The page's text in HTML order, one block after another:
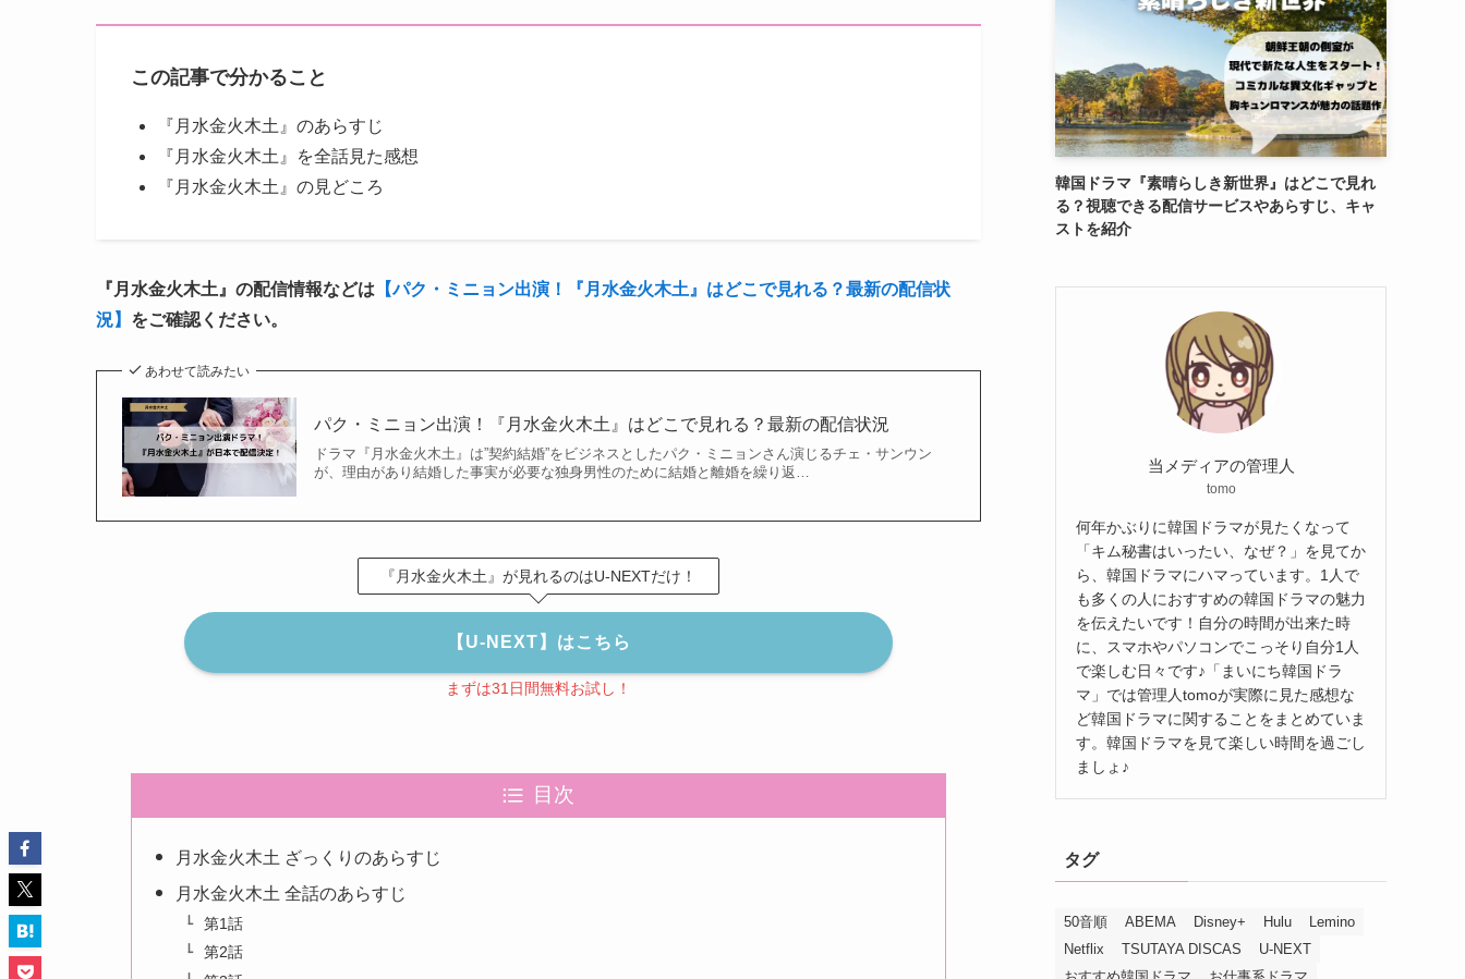
この記事で分かること
『月水金火木土』のあらすじ
『月水金火木土』を全話見た感想
『月水金火木土』の見どころ
『月水金火木土』の配信情報などは 【パク・ミニョン出演！『月水金火木土』はどこで見れる？最新の配信状
況】 をご確認ください。
あわせて読みたい
パク・ミニョン出演！『月水金火木土』はどこで見れる？最新の配信状況
ドラマ『月水金火木土』は”契約結婚”をビジネスとしたパク・ミニョンさん演じるチェ・サンウン
が、理由があり結婚した事実が必要な独身男性のために結婚と離婚を繰り返…
『月水金火木土』が見れるのはU-NEXTだけ！
【U-NEXT】はこちら
まずは31日間無料お試し！
目次
月水金火木土 ざっくりのあらすじ
月水金火木土 全話のあらすじ
第1話
第2話
韓国ドラマ『素晴らしき新世界』はどこで見れ
る？視聴できる配信サービスやあらすじ、キャ
ストを紹介
当メディアの管理人
tomo
何年かぶりに韓国ドラマが見たくなって
「キム秘書はいったい、なぜ？」を見てか
ら、韓国ドラマにハマっています。1人で
も多くの人におすすめの韓国ドラマの魅力
を伝えたいです！自分の時間が出来た時
に、スマホやパソコンでこっそり自分1人
で楽しむ日々です♪「まいにち韓国ドラ
マ」では管理人tomoが実際に見た感想な
ど韓国ドラマに関することをまとめていま
す。韓国ドラマを見て楽しい時間を過ごし
ましょ♪
タグ
50音順 ABEMA Disney+ Hulu
Lemino
Netflix
TSUTAYA DISCAS
U-NEXT